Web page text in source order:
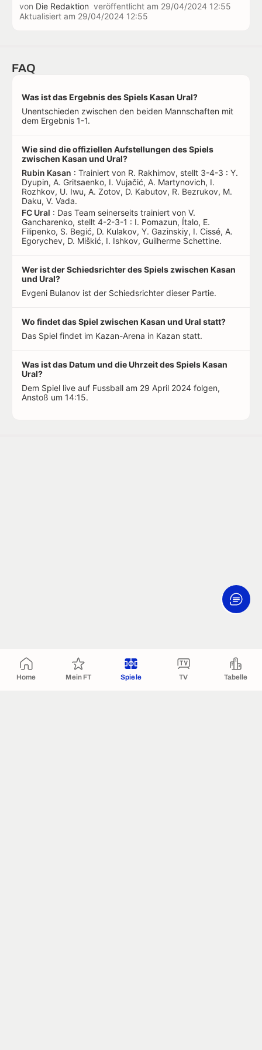
Home Mein FT Spiele TV Tabelle
von Die Redaktion veröffentlicht am 29/04/2024 12:55
Aktualisiert am 29/04/2024 12:55
FAQ
Was ist das Ergebnis des Spiels Kasan Ural?
Unentschieden zwischen den beiden Mannschaften mit
dem Ergebnis 1-1.
Wie sind die offiziellen Aufstellungen des Spiels
zwischen Kasan und Ural?
Rubin Kasan : Trainiert von R. Rakhimov, stellt 3-4-3 : Y.
Dyupin, A. Gritsaenko, I. Vujačić, A. Martynovich, I.
Rozhkov, U. Iwu, A. Zotov, D. Kabutov, R. Bezrukov, M.
Daku, V. Vada.
FC Ural : Das Team seinerseits trainiert von V.
Gancharenko, stellt 4-2-3-1 : I. Pomazun, Ítalo, E.
Filipenko, S. Begić, D. Kulakov, Y. Gazinskiy, I. Cissé, A.
Egorychev, D. Miškić, I. Ishkov, Guilherme Schettine.
Wer ist der Schiedsrichter des Spiels zwischen Kasan
und Ural?
Evgeni Bulanov ist der Schiedsrichter dieser Partie.
Wo findet das Spiel zwischen Kasan und Ural statt?
Das Spiel findet im Kazan-Arena in Kazan statt.
Was ist das Datum und die Uhrzeit des Spiels Kasan
Ural?
Dem Spiel live auf Fussball am 29 April 2024 folgen,
Anstoß um 14:15.